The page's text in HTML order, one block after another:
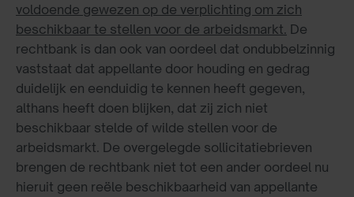
voldoende gewezen op de verplichting om zich
beschikbaar te stellen voor de arbeidsmarkt. De
rechtbank is dan ook van oordeel dat ondubbelzinnig
vaststaat dat appellante door houding en gedrag
duidelijk en eenduidig te kennen heeft gegeven,
althans heeft doen blijken, dat zij zich niet
beschikbaar stelde of wilde stellen voor de
arbeidsmarkt. De overgelegde sollicitatiebrieven
brengen de rechtbank niet tot een ander oordeel nu
hieruit geen reële beschikbaarheid van appellante